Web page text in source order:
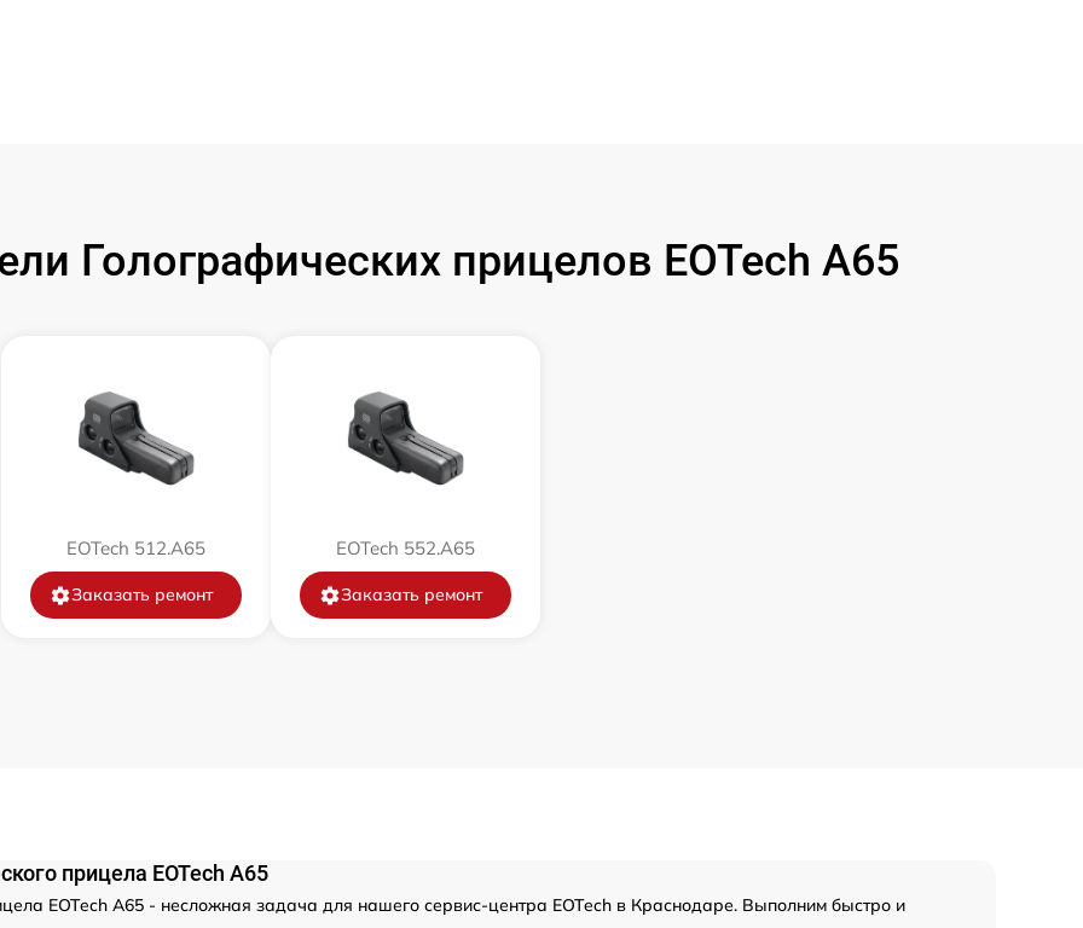
от 60 мин 600 р
Голографических прицелов EOTech A65
EOTech 512.A65
Заказать ремонт
EOTech 552.A65
Заказать ремонт
прицела EOTech A65
EOTech A65 - несложная задача для нашего сервис-центра EOTech в Краснодаре. Выполним быстро и